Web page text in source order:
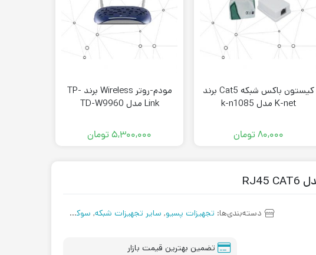
کیستون باکس شبکه Cat5 برند
K-net مدل k-n1085
۸۰,۰۰۰تومان
مودم-روتر Wireless برند TP-
Link مدل TD-W9960
۵,۳۰۰,۰۰۰تومان
دسته‌بندی‌ها: تجهیزات پسیو, سایر تجهیزات شبکه, سوکت شبکه
تضمین بهترین قیمت بازار